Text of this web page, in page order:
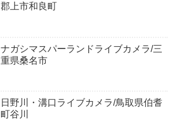
郡上市和良町
ナガシマスパーランドライブカメラ/三
重県桑名市
日野川・溝口ライブカメラ/鳥取県伯耆
町谷川